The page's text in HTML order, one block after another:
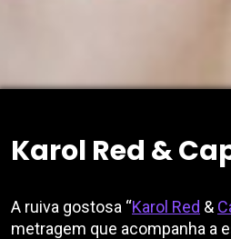
Karol Red &
A ruiva gostosa “Karol Red &
metragem que acompanha a